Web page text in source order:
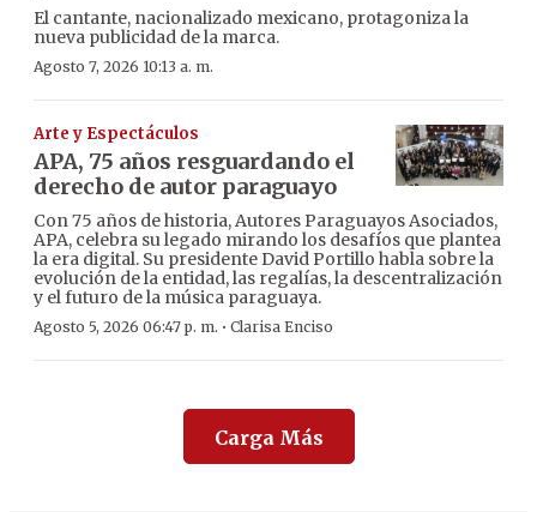
El cantante, nacionalizado mexicano, protagoniza la
nueva publicidad de la marca.
Agosto 7, 2026 10:13 a. m.
Arte y Espectáculos
APA, 75 años resguardando el
derecho de autor paraguayo
Con 75 años de historia, Autores Paraguayos Asociados,
APA, celebra su legado mirando los desafíos que plantea
la era digital. Su presidente David Portillo habla sobre la
evolución de la entidad, las regalías, la descentralización
y el futuro de la música paraguaya.
Agosto 5, 2026 06:47 p. m. · Clarisa Enciso
Carga Más